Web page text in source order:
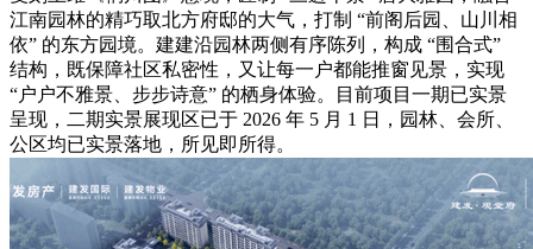
江南园林的精巧取北方府邸的大气，打制 “前阁后园、山川相
依” 的东方园境。建建沿园林两侧有序陈列，构成 “围合式”
结构，既保障社区私密性，又让每一户都能推窗见景，实现
“户户不雅景、步步诗意” 的栖身体验。目前项目一期已实景
呈现，二期实景展现区已于 2026 年 5 月 1 日，园林、会所、
公区均已实景落地，所见即所得。